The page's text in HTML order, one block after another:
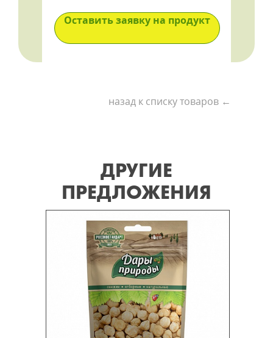
Оставить заявку на продукт
назад к списку товаров ←
ДРУГИЕ
ПРЕДЛОЖЕНИЯ